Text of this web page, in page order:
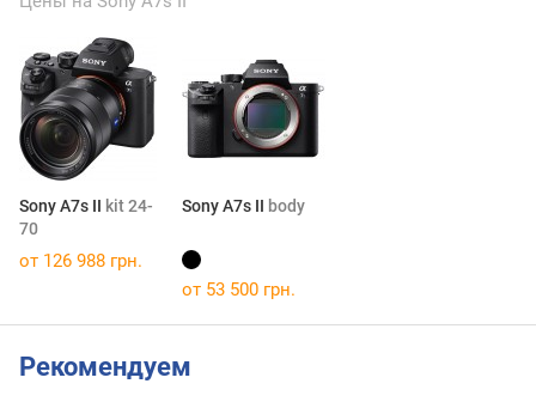
Sony A7s II kit 24-
70
Sony A7s II body
от 126 988 грн.
от 53 500 грн.
Рекомендуем